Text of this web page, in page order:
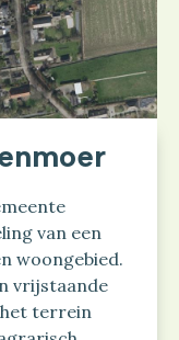
van een
woongebied.
vrijstaande
het terrein